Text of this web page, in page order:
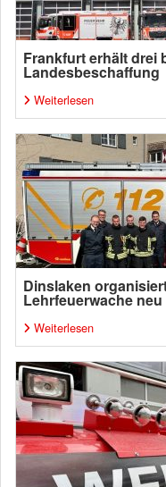
Frankfurt erhält drei
Landesbeschaffung
Weiterlesen
Dinslaken
Lehrfeuerwache neu
Weiterlesen